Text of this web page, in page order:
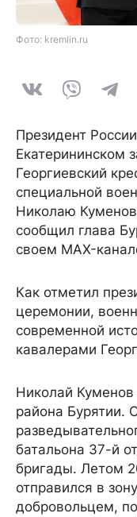
Фото: kremlin.ru
Президент
Екатерининском
Георгиевский
специальной
Николаю
сообщил глава
своем MAX-
Как отметил
церемонии,
современной
кавалерами
Николай
района Бурятии.
батальона 37-й
бригады. Летом
отправился в
добровольцем,